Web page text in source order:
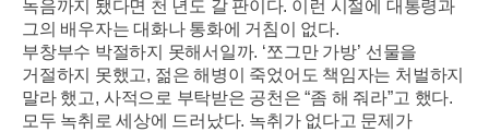
녹음까지 됐다면 천 년도 갈 판이다. 이런 시절에 대통령과
그의 배우자는 대화나 통화에 거침이 없다.
부창부수 박절하지 못해서일까. ‘쪼그만 가방’ 선물을
거절하지 못했고, 젊은 해병이 죽었어도 책임자는 처벌하지
말라 했고, 사적으로 부탁받은 공천은“좀 해 줘라”고 했다.
모두 녹취로 세상에 드러났다. 녹취가 없다고 문제가